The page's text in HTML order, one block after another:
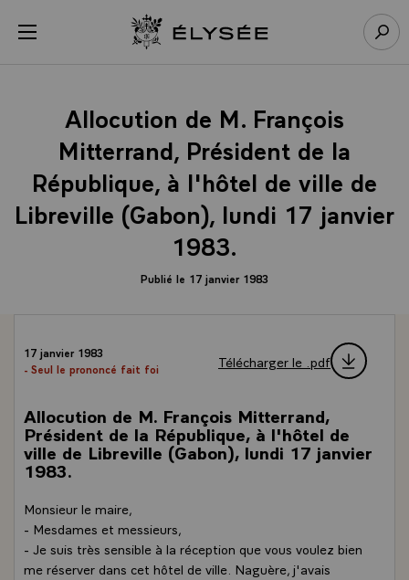
menu Retour à l’accueil Élysée
Allocution de M. François
Mitterrand, Président de la
République, à l'hôtel de ville de
Libreville (Gabon), lundi 17 janvier
1983.
Publié le 17 janvier 1983
17 janvier 1983
- Seul le prononcé fait foi
Télécharger le .pdf
Allocution de M. François Mitterrand,
Président de la République, à l'hôtel de
ville de Libreville (Gabon), lundi 17 janvier
1983.
Monsieur le maire,
- Mesdames et messieurs,
- Je suis très sensible à la réception que vous voulez bien
me réserver dans cet hôtel de ville. Naguère, j'avais
Panneau de gestion des cookies